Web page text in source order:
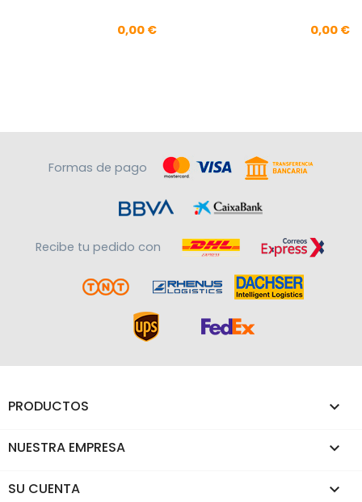
Precio
0,00 € 0,00 €
Formas de pago
Recibe tu pedido con
PRODUCTOS 
NUESTRA EMPRESA 
SU CUENTA 